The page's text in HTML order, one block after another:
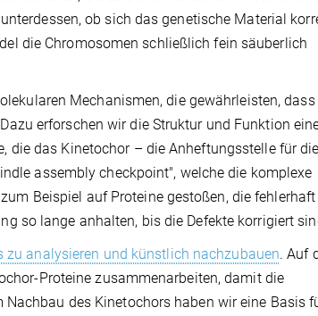
ob sich das genetische Material
die Chromosomen schließlich fein säuberlich
Mechanismen, die gewährleisten,
erforschen wir die Struktur und Funktion
die das Kinetochor – die Anheftungsstelle für
assembly checkpoint", welche die komplexe
Beispiel auf Proteine gestoßen, die fehlerhaft
so lange anhalten, bis die Defekte korrigiert
zu analysieren und künstlich nachzubauen. Auf
Proteine zusammenarbeiten, damit die
des Kinetochors haben wir eine Basis